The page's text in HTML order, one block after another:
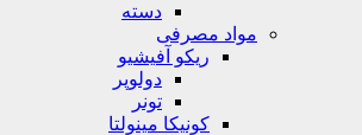
دسته
مواد مصرفی
ریکو آفیشیو
دولوپر
تونر
کونیکا مینولتا